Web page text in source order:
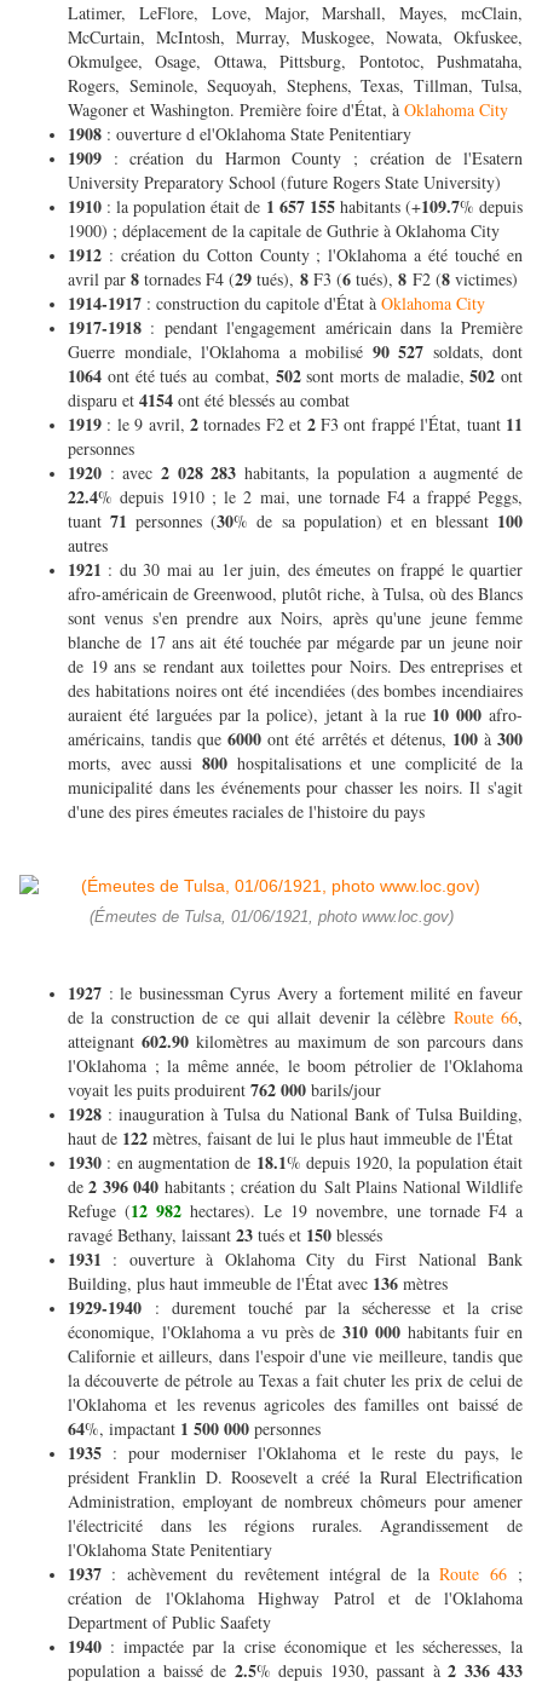
Latimer, LeFlore, Love, Major, Marshall, Mayes, mcClain,
McCurtain, McIntosh, Murray, Muskogee, Nowata, Okfuskee,
Okmulgee, Osage, Ottawa, Pittsburg, Pontotoc, Pushmataha,
Rogers, Seminole, Sequoyah, Stephens, Texas, Tillman, Tulsa,
Wagoner et Washington. Première foire d'État, à Oklahoma City
1908 : ouverture d el'Oklahoma State Penitentiary
1909 : création du Harmon County ; création de l'Esatern
University Preparatory School (future Rogers State University)
1910 : la population était de 1 657 155habitants (+109.7% depuis
1900) ; déplacement de la capitale de Guthrie à Oklahoma City
1912 : création du Cotton County ; l'Oklahoma a été touché en
avril par 8 tornades F4 (29 tués), 8 F3 (6 tués), 8 F2 (8 victimes)
1914-1917 : construction du capitole d'État à Oklahoma City
1917-1918 : pendant l'engagement américain dans la Première
Guerre mondiale, l'Oklahoma a mobilisé 90 527 soldats, dont
1064 ont été tués au combat, 502sont morts de maladie,502 ont
disparu et 4154 ont été blessés au combat
1919 : le 9 avril,2 tornades F2 et 2F3 ont frappé l'État, tuant 11
personnes
1920 : avec 2 028 283 habitants, la population a augmenté de
22.4% depuis 1910 ; le 2 mai, une tornade F4 a frappé Peggs,
tuant71personnes (30% de sa population) et en blessant 100
autres
1921 : du 30 mai au 1er juin, des émeutes on frappé le quartier
afro-américain de Greenwood, plutôt riche, à Tulsa, où des Blancs
sont venus s'en prendre aux Noirs, après qu'une jeune femme
blanche de 17 ans ait été touchée par mégarde par un jeune noir
de 19 ans se rendant aux toilettes pour Noirs. Des entreprises et
des habitations noires ont été incendiées (des bombes incendiaires
auraient été larguées par la police), jetant à la rue 10 000 afro-
américains, tandis que6000ont été arrêtés et détenus, 100 à300
morts, avec aussi 800 hospitalisations et une complicité de la
municipalité dans les événements pour chasser les noirs. Il s'agit
d'une des pires émeutes raciales de l'histoire du pays
(Émeutes de Tulsa, 01/06/1921, photo www.loc.gov)
1927 : le businessman Cyrus Avery a fortement milité en faveur
de la construction de ce qui allait devenir la célèbre Route 66,
atteignant 602.90 kilomètres au maximum de son parcours dans
l'Oklahoma ; la même année, le boom pétrolier de l'Oklahoma
voyait les puits produirent 762 000 barils/jour
1928 : inauguration à Tulsa du National Bank of Tulsa Building,
haut de 122 mètres, faisant de lui le plus haut immeuble de l'État
1930 : en augmentation de 18.1% depuis 1920, la population était
de2 396 040 habitants ; création du Salt Plains National Wildlife
Refuge (12 982 hectares). Le 19 novembre, une tornade F4 a
ravagé Bethany, laissant 23 tués et 150 blessés
1931 : ouverture à Oklahoma City du First National Bank
Building, plus haut immeuble de l'État avec 136 mètres
1929-1940 : durement touché par la sécheresse et la crise
économique, l'Oklahoma a vu près de310 000habitants fuir en
Californie et ailleurs, dans l'espoir d'une vie meilleure, tandis que
la découverte de pétrole au Texas a fait chuter les prix de celui de
l'Oklahoma et les revenus agricoles des familles ont baissé de
64%, impactant 1 500 000 personnes
1935 : pour moderniser l'Oklahoma et le reste du pays, le
président Franklin D. Roosevelt a créé la Rural Electrification
Administration, employant de nombreux chômeurs pour amener
l'électricité dans les régions rurales. Agrandissement de
l'Oklahoma State Penitentiary
1937 : achèvement du revêtement intégral de laRoute 66;
création de l'Oklahoma Highway Patrol et de l'Oklahoma
Department of Public Saafety
1940 : impactée par la crise économique et les sécheresses, la
population a baissé de 2.5% depuis 1930, passant à2 336 433